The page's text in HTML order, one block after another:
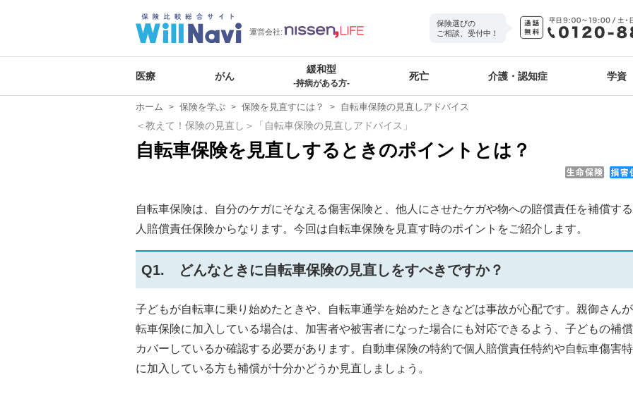
運営会社:
保険選びの
ご相談、受付中！
医療 がん
緩和型
-持病がある方-
死亡 介護・認知症 学資
ホーム 保険を学ぶ 保険を見直すには？ 自転車保険の見直しアドバイス
＜教えて！保険の見直し＞「自転車保険の見直しアドバイス」
自転車保険を見直しするときのポイントとは？
自転車保険は、自分のケガにそなえる傷害保険と、他人にさせたケガや物への賠償責任を補償す
人賠償責任保険からなります。今回は自転車保険を見直す時のポイントをご紹介します。
Q1. どんなときに自転車保険の見直しをすべきですか？
子どもが自転車に乗り始めたときや、自転車通学を始めたときなどは事故が心配です。親御さん
転車保険に加入している場合は、加害者や被害者になった場合にも対応できるよう、子どもの補
カバーしているか確認する必要があります。自動車保険の特約で個人賠償責任特約や自転車傷害
に加入している方も補償が十分かどうか見直しましょう。